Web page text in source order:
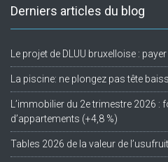
Derniers articles du blog
Le projet de DLUU bruxelloise :
La piscine: ne plongez pas tête
L’immobilier du 2e trimestre 2026 :
d’appartements (+4,8 %)
Tables 2026 de la valeur de l’usufruit